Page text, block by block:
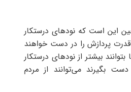
این است که نودهای درستکار
قدرت پردازش را در دست خواهند
بیشتر از نودهای درستکار
بگیرند می‌توانند از مردم